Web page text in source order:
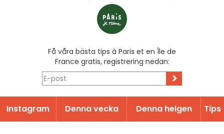
Få våra bästa tips à Paris et en Île de
France gratis, registrering nedan:
>
Instagram Denna vecka Denna helgen Tips